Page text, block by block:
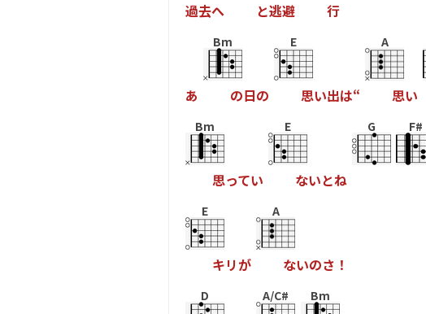
過去へ と逃避 行
あ
Bm
の日の
E
思い出は“
A
思い
Bm
思ってい
E
ないとね
G F#
E
キリが
A
ないのさ ！
D A/C# Bm